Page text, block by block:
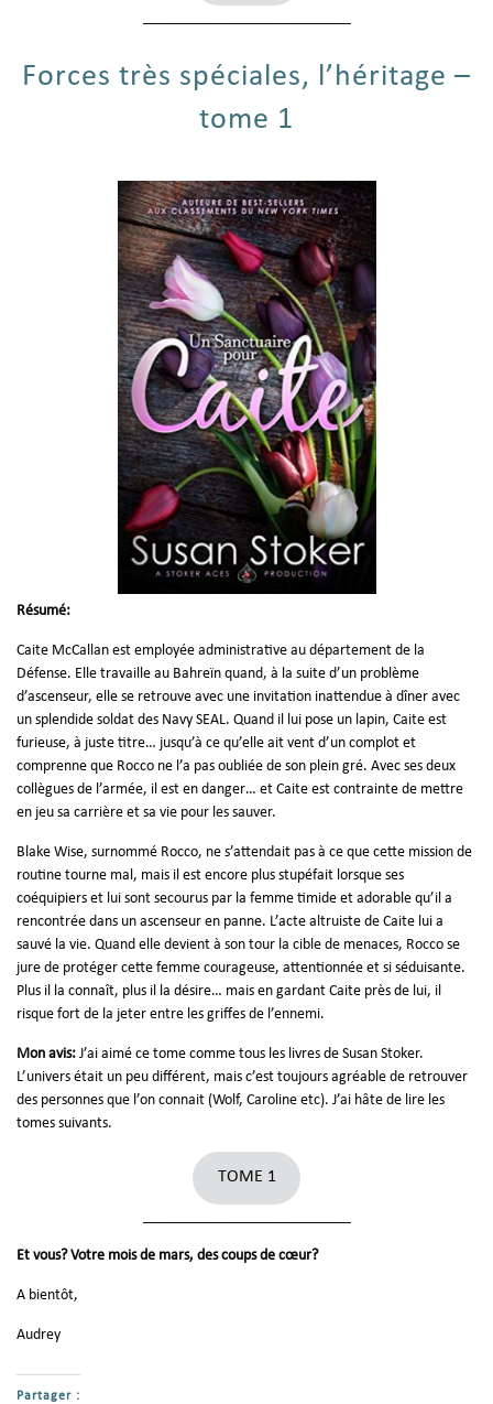
Forces très spéciales, l’héritage –
tome 1
Résumé:
Caite McCallan est employée administrative au département de la
Défense. Elle travaille au Bahreïn quand, à la suite d’un problème
d’ascenseur, elle se retrouve avec une invitation inattendue à dîner avec
un splendide soldat des Navy SEAL. Quand il lui pose un lapin, Caite est
furieuse, à juste titre… jusqu’à ce qu’elle ait vent d’un complot et
comprenne que Rocco ne l’a pas oubliée de son plein gré. Avec ses deux
collègues de l’armée, il est en danger… et Caite est contrainte de mettre
en jeu sa carrière et sa vie pour les sauver.
Blake Wise, surnommé Rocco, ne s’attendait pas à ce que cette mission de
routine tourne mal, mais il est encore plus stupéfait lorsque ses
coéquipiers et lui sont secourus par la femme timide et adorable qu’il a
rencontrée dans un ascenseur en panne. L’acte altruiste de Caite lui a
sauvé la vie. Quand elle devient à son tour la cible de menaces, Rocco se
jure de protéger cette femme courageuse, attentionnée et si séduisante.
Plus il la connaît, plus il la désire… mais en gardant Caite près de lui, il
risque fort de la jeter entre les griffes de l’ennemi.
Mon avis: J’ai aimé ce tome comme tous les livres de Susan Stoker.
L’univers était un peu différent, mais c’est toujours agréable de retrouver
des personnes que l’on connait (Wolf, Caroline etc). J’ai hâte de lire les
tomes suivants.
TOME 1
Et vous? Votre mois de mars, des coups de cœur?
A bientôt,
Audrey
Partager :